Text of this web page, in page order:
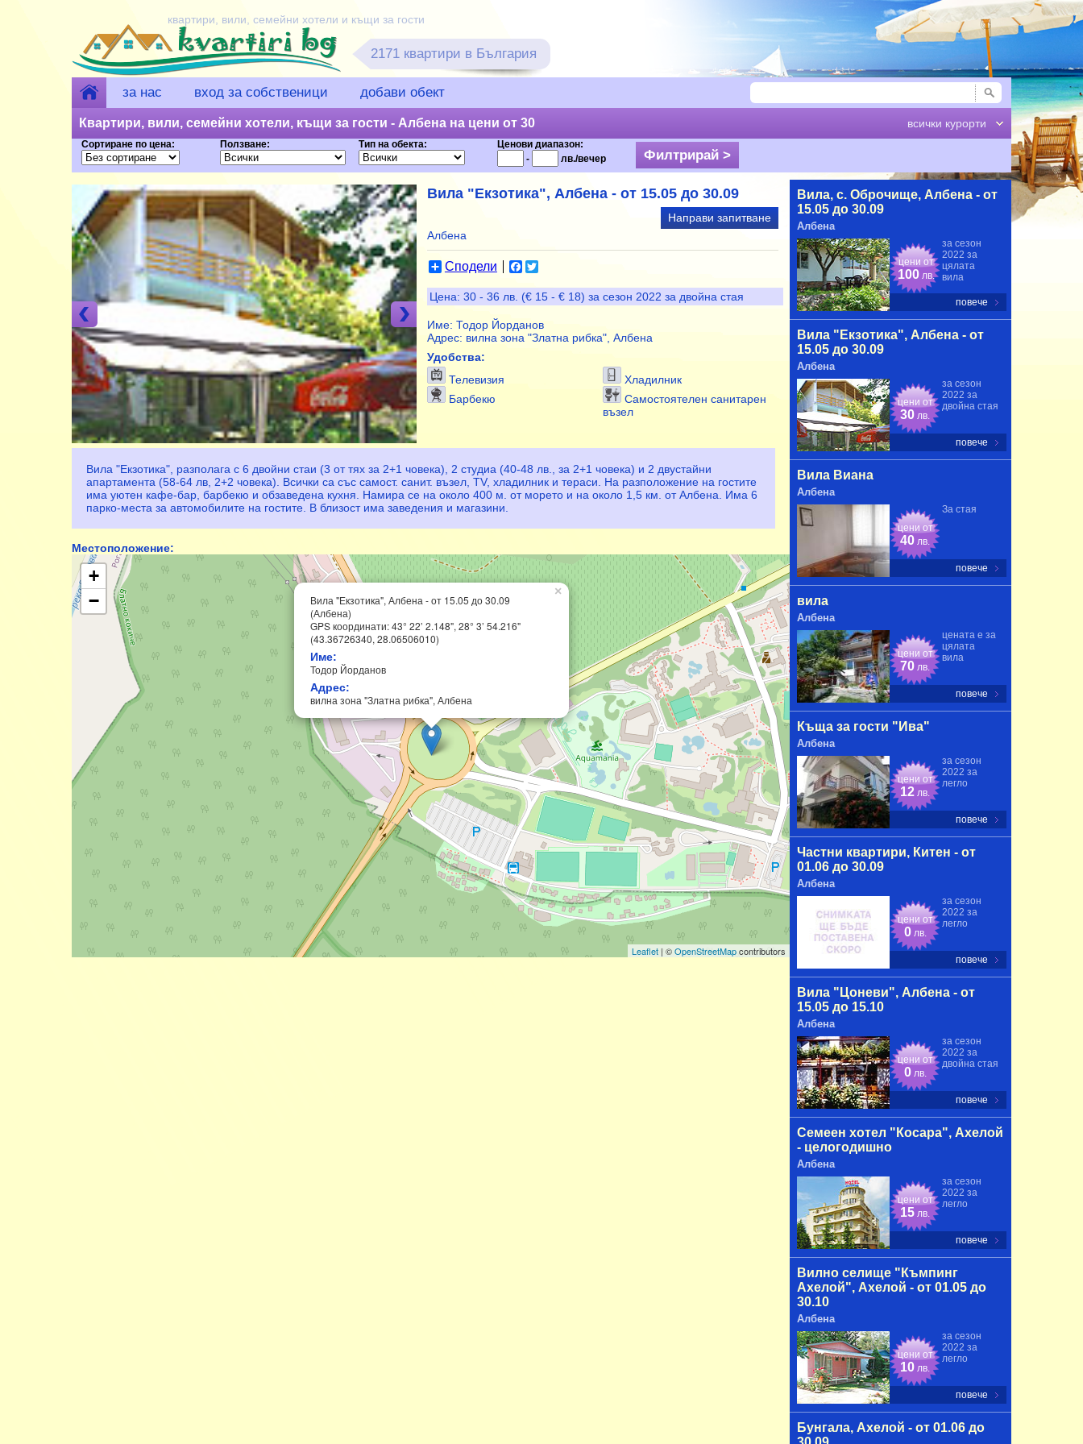
квартири, вили, семейни хотели и къщи за гости
2171 квартири в България
за нас вход за собственици добави обект
Квартири, вили, семейни хотели, къщи за гости - Албена на цени от 30
лв.
всички курорти
Сортиране по цена: Ползване: Тип на обекта:
Ценови диапазон:
-
лв./вечер
Вила "Екзотика", Албена - от 15.05 до 30.09
Направи запитване
Албена
Сподели Facebook
Twitter
Цена: 30 - 36 лв. (€ 15 - € 18) за сезон 2022 за двойна стая
Име: Тодор Йорданов
Адрес: вилна зона "Златна рибка", Албена
Удобства:
Телевизия
Хладилник
Барбекю
Самостоятелен санитарен
възел
Вила "Екзотика", разполага с 6 двойни стаи (3 от тях за 2+1 човека), 2 студиа (40-48 лв., за 2+1 човека) и 2 двустайни
апартамента (58-64 лв, 2+2 човека). Всички са със самост. санит. възел, TV, хладилник и тераси. На разположение на гостите
има уютен кафе-бар, барбекю и обзаведена кухня. Намира се на около 400 м. от морето и на около 1,5 км. от Албена. Има 6
парко-места за автомобилите на гостите. В близост има заведения и магазини.
Местоположение:
Вила "Екзотика", Албена - от 15.05 до 30.09
(Албена)
GPS координати: 43° 22’ 2.148", 28° 3’ 54.216"
(43.36726340, 28.06506010)
Име:
Тодор Йорданов
Адрес:
вилна зона "Златна рибка", Албена
×
+
−
Leaflet| ©OpenStreetMapcontributors
Вила, с. Оброчище, Албена - от
15.05 до 30.09
Албена
за сезон
2022 за
цялата
вила
цени от
100лв.
повече
Вила "Екзотика", Албена - от
15.05 до 30.09
Албена
за сезон
2022 за
двойна стая
цени от
30 лв.
повече
Вила Виана
Албена
За стая
цени от
40 лв.
повече
вила
Албена
цената е за
цялата
вила
цени от
70 лв.
повече
Къща за гости "Ива"
Албена
за сезон
2022 за
легло
цени от
12 лв.
повече
Частни квартири, Китен - от
01.06 до 30.09
Албена
за сезон
2022 за
легло
цени от
0лв.
повече
Вила "Цоневи", Албена - от
15.05 до 15.10
Албена
за сезон
2022 за
двойна стая
цени от
0лв.
повече
Семеен хотел "Косара", Ахелой
- целогодишно
Албена
за сезон
2022 за
легло
цени от
15 лв.
повече
Вилно селище "Къмпинг
Ахелой", Ахелой - от 01.05 до
30.10
Албена
за сезон
2022 за
легло
цени от
10 лв.
повече
Бунгала, Ахелой - от 01.06 до